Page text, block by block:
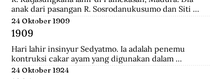
anak dari pasangan R. Sosrodanukusumo dan Siti
Rusuli. Sosrodanukusumo, wedana di Sampang dan
Bangkalan, merupakan lulusan terbaik Sekolah
Pegawai Pangreh Praja (Mosvia) di Probolinggo,
pendiri Sarikat Islam di Sampang, serta aktivis
koperasi garam rakyat yang berjuang agar harga
garam tak ditentukan sewenang-wenang oleh
24 Oktober 1909
1909
Hari lahir insinyur Sedyatmo. Ia adalah penemu
kontruksi cakar ayam yang digunakan dalam
bangunan-bangunan tinggi. Sedyatmo menyelesaikan
24 Oktober 1924